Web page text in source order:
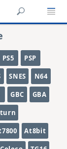
PS5 PSP
SNES N64
GBC GBA
At8bit